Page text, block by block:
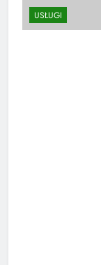
USŁUGI